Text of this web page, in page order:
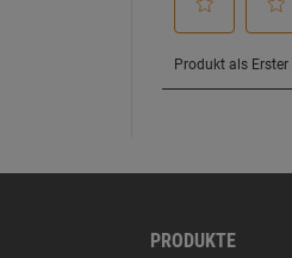
PRODUKTE